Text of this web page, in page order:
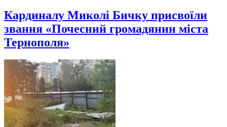
Кардиналу Миколі Бичку присвоїли
звання «Почесний громадянин міста
Тернополя»